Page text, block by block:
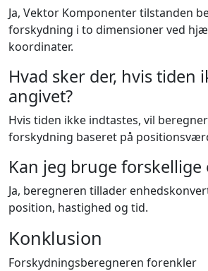
Ja, Vektor Komponenter tilstanden
forskydning i to dimensioner ved
koordinater.
Hvad sker der, hvis tiden
angivet?
Hvis tiden ikke indtastes, vil
forskydning baseret på
Kan jeg bruge forskellige
Ja, beregneren tillader
position, hastighed og tid.
Konklusion
Forskydningsberegneren forenkler